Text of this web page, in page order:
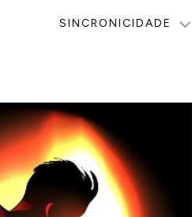
SINCRONICIDADE